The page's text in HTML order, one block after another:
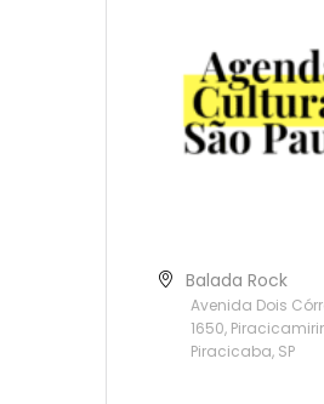
Balada Rock
Avenida Dois
1650,
Piracicaba, SP